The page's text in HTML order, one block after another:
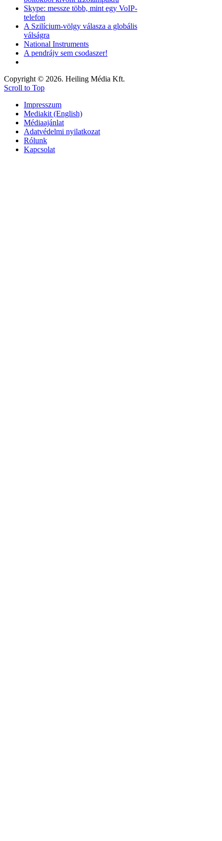
Skype: messze több, mint egy VoIP-
telefon
A Szilícium-völgy válasza a globális
válságra
National Instruments
A pendrájv sem csodaszer!
Copyright © 2026. Heiling Média Kft.
Scroll to Top
Impresszum
Mediakit (English)
Médiaajánlat
Adatvédelmi nyilatkozat
Rólunk
Kapcsolat